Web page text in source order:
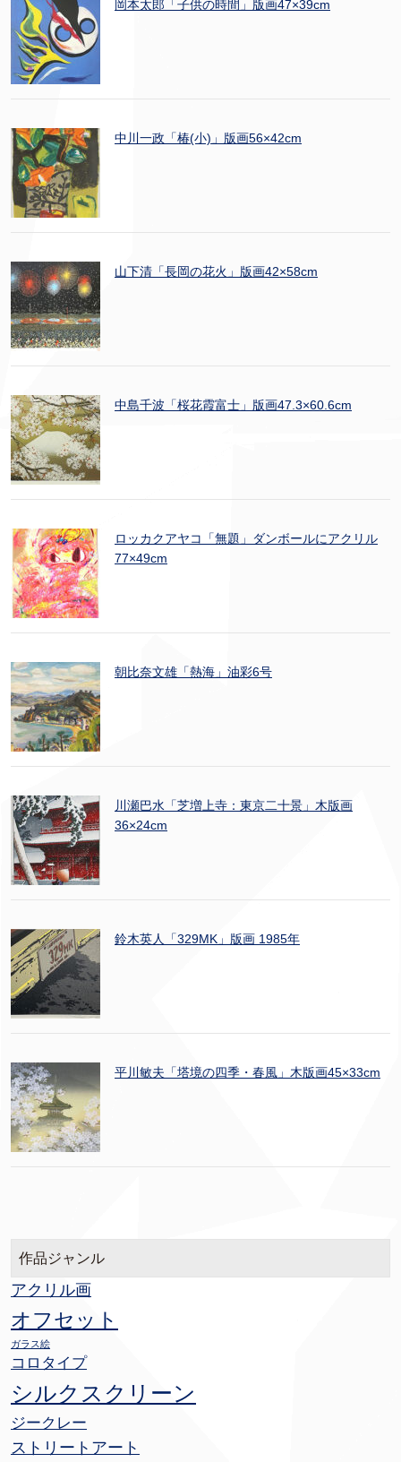
岡本太郎「子供の時間」版画47×39cm
中川一政「椿(小)」版画56×42cm
山下清「長岡の花火」版画42×58cm
中島千波「桜花霞富士」版画47.3×60.6cm
ロッカクアヤコ「無題」ダンボールにアクリル
77×49cm
朝比奈文雄「熱海」油彩6号
川瀬巴水「芝増上寺：東京二十景」木版画
36×24cm
鈴木英人「329MK」版画 1985年
平川敏夫「塔境の四季・春風」木版画45×33cm
作品ジャンル
アクリル画
オフセット
ガラス絵
コロタイプ
シルクスクリーン
ジークレー
ストリートアート